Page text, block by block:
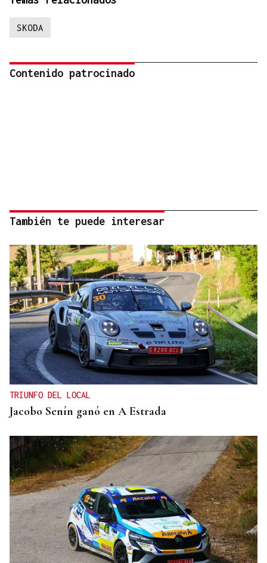
SKODA
Contenido patrocinado
También te puede interesar
TRIUNFO DEL LOCAL
Jacobo Senín ganó en A Estrada